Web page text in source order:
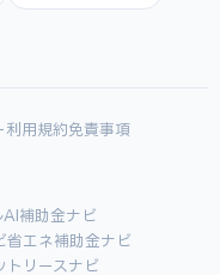
利用規約免責事項
AI補助金ナビ
省エネ補助金ナビ
トリースナビ